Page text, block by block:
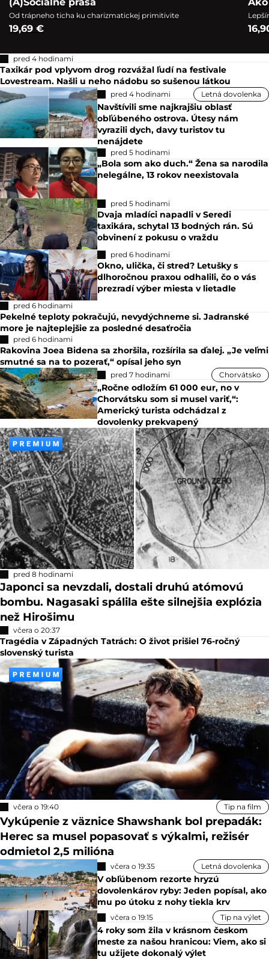
Od trápneho ticha ku charizmatickej primitivite
19,69 €
pred 4 hodinami
Taxikár pod vplyvom drog rozvážal ľudí na festivale
Lovestream. Našli u neho nádobu so sušenou látkou
pred 4 hodinami Letná dovolenka
Navštívili sme najkrajšiu oblasť
obľúbeného ostrova. Útesy nám
vyrazili dych, davy turistov tu
nenájdete
pred 5 hodinami
„Bola som ako duch.“ Žena sa narodila
nelegálne, 13 rokov neexistovala
pred 5 hodinami
Dvaja mladíci napadli v Seredi
taxikára, schytal 13 bodných rán. Sú
obvinení z pokusu o vraždu
pred 6 hodinami
Okno, ulička, či stred? Letušky s
dlhoročnou praxou odhalili, čo o vás
prezradí výber miesta v lietadle
pred 6 hodinami
Pekelné teploty pokračujú, nevydýchneme si. Jadranské
more je najteplejšie za posledné desaťročia
pred 6 hodinami
Rakovina Joea Bidena sa zhoršila, rozšírila sa ďalej. „Je veľmi
smutné sa na to pozerať,“ opísal jeho syn
pred 7 hodinami Chorvátsko
„Ročne odložím 61 000 eur, no v
Chorvátsku som si musel variť,“:
Americký turista odchádzal z
dovolenky prekvapený
pred 8 hodinami
Japonci sa nevzdali, dostali druhú atómovú
bombu. Nagasaki spálila ešte silnejšia explózia
než Hirošimu
včera o 20:37
Tragédia v Západných Tatrách: O život prišiel 76-ročný
slovenský turista
včera o 19:40 Tip na film
Vykúpenie z väznice Shawshank bol prepadák:
Herec sa musel popasovať s výkalmi, režisér
odmietol 2,5 milióna
včera o 19:35 Letná dovolenka
V obľúbenom rezorte hryzú
dovolenkárov ryby: Jeden popísal, ako
mu po útoku z nohy tiekla krv
včera o 19:15 Tip na výlet
4 roky som žila v krásnom českom
meste za našou hranicou: Viem, ako si
tu užijete dokonalý výlet